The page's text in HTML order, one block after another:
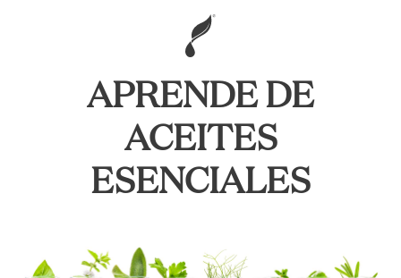
APRENDE DE
ACEITES
ESENCIALES